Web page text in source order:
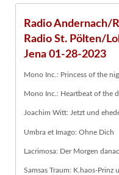
Radio
Radio St. Pölten/
Jena 01-28-2023
Mono Inc.: Princess of the
Mono Inc.: Heartbeat of the
Joachim Witt: Jetzt und
Umbra et Imago: Ohne Dich
Lacrimosa: Der Morgen
Samsas Traum: K.haos-Prinz